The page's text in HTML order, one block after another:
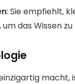
: Sie empfiehlt,
das Wissen